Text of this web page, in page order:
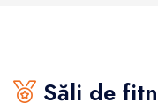
Săli de